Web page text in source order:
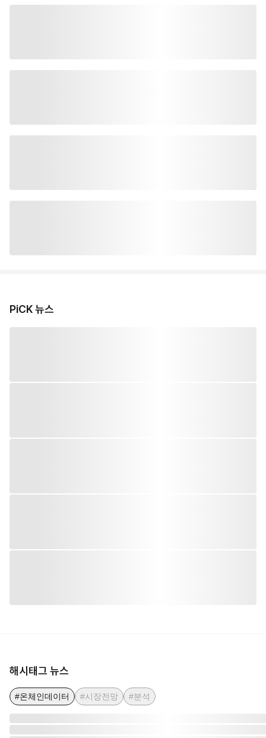
PiCK 뉴스
해시태그 뉴스
#온체인데이터 #시장전망 #분석